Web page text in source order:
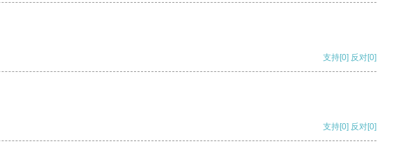
支持[0] 反对[0]
支持[0] 反对[0]